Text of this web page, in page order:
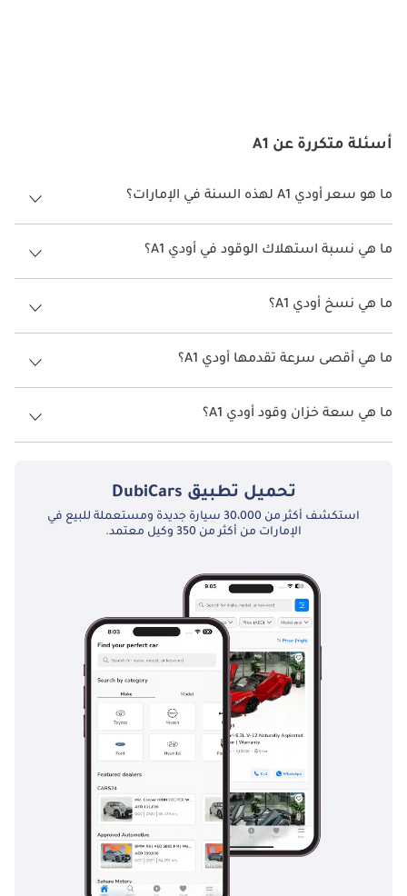
كواترو للدفع الرباعي المتوفر من الجر والثبات ، مما يوفر الثقة في
لضمان استمرار Audi A1 في تقديم الأداء الأمثل ، تعد الصيانة الدورية
الإمارات العربية المتحدة. يقوم الفنيون المعتمدون من Audi بإجراء
فحوصات روتينية وتغييرات الزيت ومهام الصيانة الأخرى للحفاظ على
معها ، وسيارة Mercedes-Benz A-Class ، التي تقدم مزيجًا من
الفخامة والتكنولوجيا. ومع ذلك ، تتميز Audi A1 بتصميمها الأنيق ،
أسئلة متكررة عن A1
ما هو سعر أودي A1 لهذه السنة في الإمارات؟
أودي A1 لهذه السنة في الإمارات هو TBD.
ما هي نسبة استهلاك الوقود في أودي A1؟
اقترحت الشركة المصنعة أن تكون نسبة توفير استهلاك الوقود لسيارة أودي
A1 هو TBD.
ما هي نسخ أودي A1؟
نسخ أودي A1 هي .
ما هي أقصى سرعة تقدمها أودي A1؟
السرعة القصوى أودي A1 هي TBD.
ما هي سعة خزان وقود أودي A1؟
تبلغ سعة خزان الوقود في أودي A1 TBD.
تحميل تطبيق DubiCars
استكشف أكثر من 30،000 سيارة جديدة ومستعملة للبيع في
الإمارات من أكثر من 350 وكيل معتمد.